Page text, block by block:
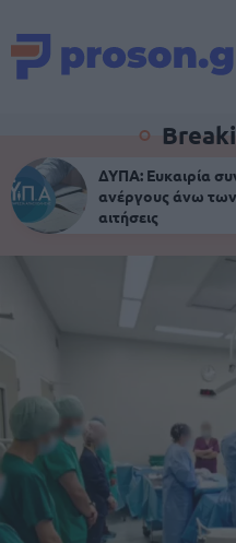
ΔΥΠΑ: Ευκαιρία
ανέργους άνω των
αιτήσεις